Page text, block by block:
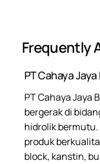
Frequently
PT Cahaya
PT Cahaya Jaya
bergerak di
hidrolik
produk
block, kanstin,